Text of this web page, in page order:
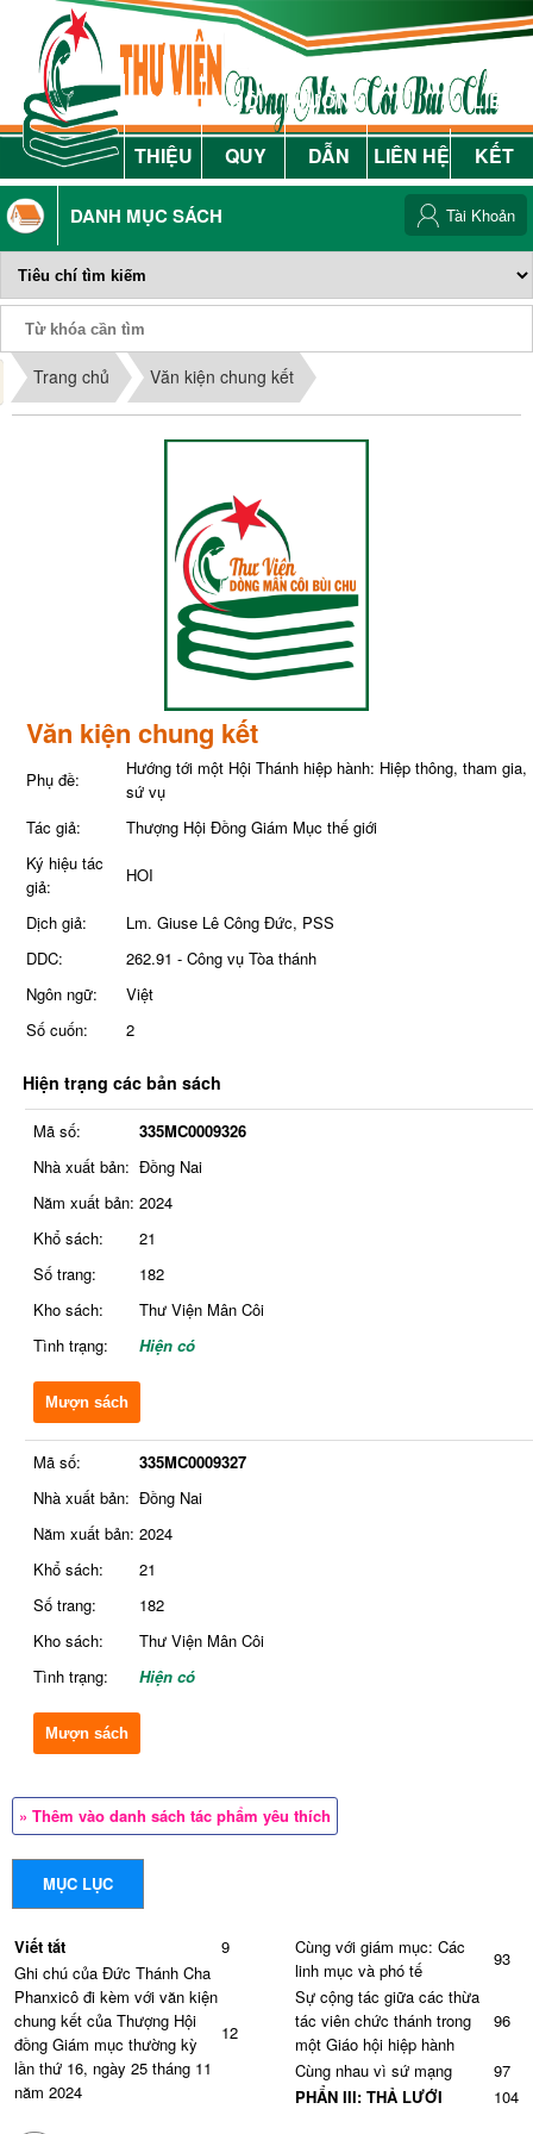
GIỚI
THIỆU
NỘI
QUY
HƯỚNG
DẪN
LIÊN HỆ
LIÊN
KẾT
DANH MỤC SÁCH
Phiếu Sách
Tài Khoản
Trang chủ Văn kiện chung kết
Văn kiện chung kết
Phụ đề:
Hướng tới một Hội Thánh hiệp hành: Hiệp thông, tham gia,
sứ vụ
Tác giả:
Thượng Hội Đồng Giám Mục thế giới
Ký hiệu tác
giả:
HOI
Dịch giả:
Lm. Giuse Lê Công Đức, PSS
DDC:
262.91 - Công vụ Tòa thánh
Ngôn ngữ:
Việt
Số cuốn:
2
Hiện trạng các bản sách
Mã số:
335MC0009326
Nhà xuất bản: Đồng Nai
Năm xuất bản: 2024
Khổ sách:
21
Số trang:
182
Kho sách:
Thư Viện Mân Côi
Tình trạng:
Hiện có
Mượn sách
Mã số:
335MC0009327
Nhà xuất bản: Đồng Nai
Năm xuất bản: 2024
Khổ sách:
21
Số trang:
182
Kho sách:
Thư Viện Mân Côi
Tình trạng:
Hiện có
Mượn sách
» Thêm vào danh sách tác phẩm yêu thích
MỤC LỤC
Viết tắt
9
Ghi chú của Đức Thánh Cha
Phanxicô đi kèm với văn kiện
chung kết của Thượng Hội
đồng Giám mục thường kỳ
lần thứ 16, ngày 25 tháng 11
năm 2024
12
Cùng với giám mục: Các
linh mục và phó tế
93
Sự cộng tác giữa các thừa
tác viên chức thánh trong
một Giáo hội hiệp hành
96
Cùng nhau vì sứ mạng
97
PHẨN III: THẢ LƯỚI
104